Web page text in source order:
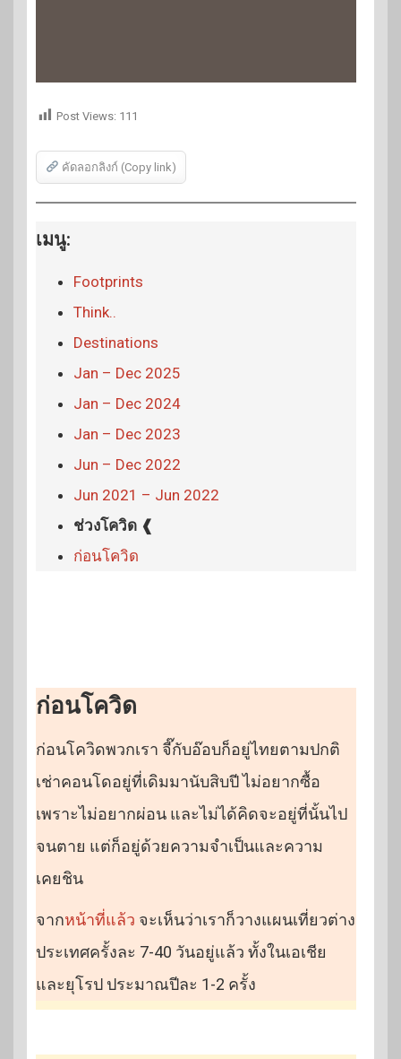
Post Views: 111
คัดลอกลิงก์ (Copy link)
เมนู:
Footprints
Think..
Destinations
Jan – Dec 2025
Jan – Dec 2024
Jan – Dec 2023
Jun – Dec 2022
Jun 2021 – Jun 2022
ช่วงโควิด ❰
ก่อนโควิด
ก่อนโควิด
ก่อนโควิดพวกเรา จี๊กับอ๊อบก็อยู่ไทยตามปกติ
เช่าคอนโดอยู่ที่เดิมมานับสิบปี ไม่อยากซื้อ
เพราะไม่อยากผ่อน และไม่ได้คิดจะอยู่ที่นั้นไป
จนตาย แต่ก็อยู่ด้วยความจำเป็นและความ
เคยชิน
จากหน้าที่แล้ว จะเห็นว่าเราก็วางแผนเที่ยวต่าง
ประเทศครั้งละ 7-40 วันอยู่แล้ว ทั้งในเอเชีย
และยุโรป ประมาณปีละ 1-2 ครั้ง